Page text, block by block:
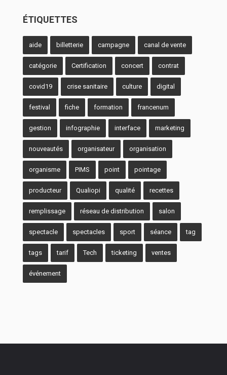
ÉTIQUETTES
aide billetterie campagne canal de vente
catégorie Certification concert contrat
covid19 crise sanitaire culture digital
festival fiche formation francenum
gestion infographie interface marketing
nouveautés organisateur organisation
organisme PIMS point pointage
producteur Qualiopi qualité recettes
remplissage réseau de distribution salon
spectacle spectacles sport séance tag
tags tarif Tech ticketing ventes
événement